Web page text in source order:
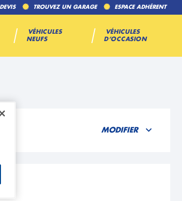
TROUVEZ UN GARAGE ESPACE ADHÉRENT
VÉHICULES
NEUFS
VÉHICULES
D’OCCASION
MODIFIER